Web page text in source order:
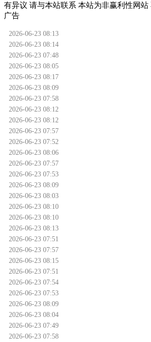
有异议 请与本站联系 本站为非赢利性网站
广告
2026-06-23 08:13
2026-06-23 08:14
2026-06-23 07:48
2026-06-23 08:05
2026-06-23 08:17
2026-06-23 08:09
2026-06-23 07:58
2026-06-23 08:12
2026-06-23 08:12
2026-06-23 07:57
2026-06-23 07:52
2026-06-23 08:06
2026-06-23 07:57
2026-06-23 07:53
2026-06-23 08:09
2026-06-23 08:03
2026-06-23 08:10
2026-06-23 08:10
2026-06-23 08:13
2026-06-23 07:51
2026-06-23 07:57
2026-06-23 08:15
2026-06-23 07:51
2026-06-23 07:54
2026-06-23 07:53
2026-06-23 08:09
2026-06-23 08:04
2026-06-23 07:49
2026-06-23 07:58